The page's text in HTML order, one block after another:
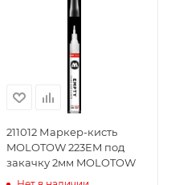
211012 Маркер-кисть
MOLOTOW 223EM под
закачку 2мм MOLOTOW